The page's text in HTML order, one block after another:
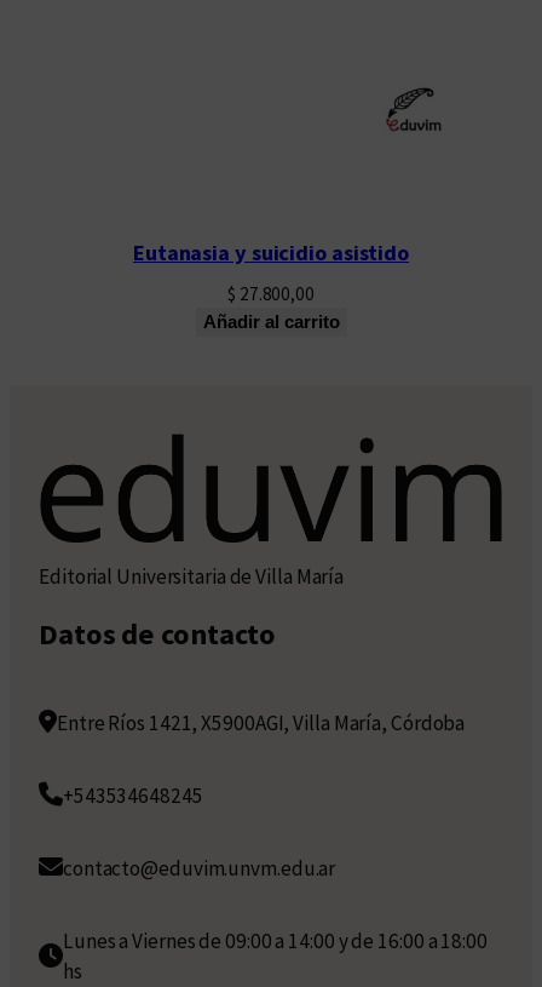
Eutanasia y suicidio asistido
$ 27.800,00
Añadir al carrito
Editorial Universitaria de Villa María
Datos de contacto
Entre Ríos 1421, X5900AGI, Villa María, Córdoba
+543534648245
contacto@eduvim.unvm.edu.ar
Lunes a Viernes de 09:00 a 14:00 y de 16:00 a 18:00
hs